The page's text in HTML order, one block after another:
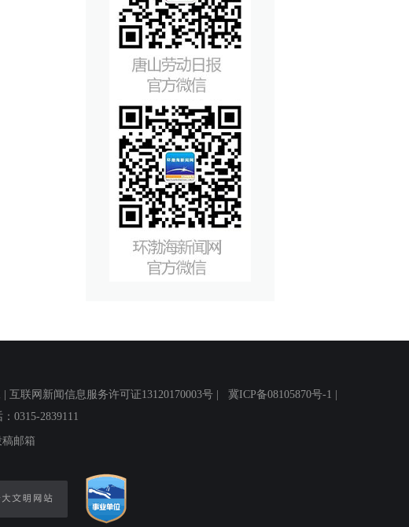
联网新闻信息服务许可证13120170003号 | 冀ICP备08105870号-1
0315-2839111
稿邮箱